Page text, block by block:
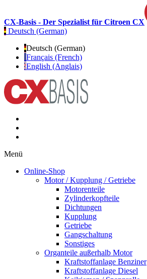
CX-Basis - Der Spezialist für Citroen CX
Deutsch (German)
Deutsch (German)
Français (French)
English (Anglais)
Menü
Online-Shop
Motor / Kupplung / Getriebe
Motorenteile
Zylinderkopfteile
Dichtungen
Kupplung
Getriebe
Gangschaltung
Sonstiges
Organteile außerhalb Motor
Kraftstoffanlage Benziner
Kraftstoffanlage Diesel